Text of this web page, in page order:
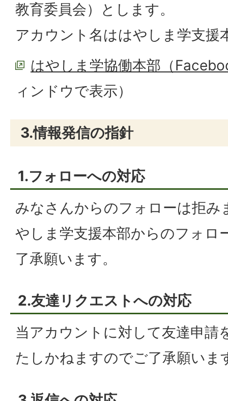
教育委員会）とします。
アカウント名ははやしま学支援
はやしま学協働本部（
ィンドウで表示）
3.情報発信の指針
1.フォローへの対応
みなさんからのフォローは拒み
やしま学支援本部からのフォロ
了承願います。
2.友達リクエストへの対応
当アカウントに対して友達申請
たしかねますのでご了承願いま